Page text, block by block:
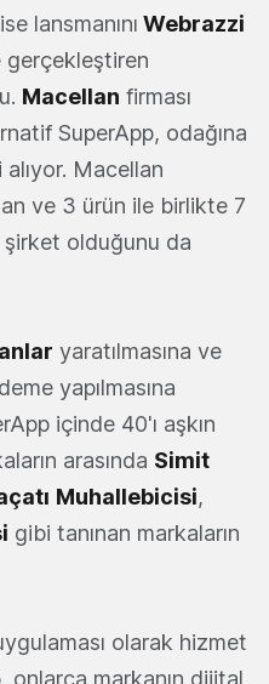
lansmanını Webrazzi
gerçekleştiren
Macellan firması
SuperApp, odağına
Macellan
ve 3 ürün ile birlikte 7
şirket olduğunu da
yaratılmasına ve
yapılmasına
içinde 40'ı aşkın
arasında Simit
Muhallebicisi,
gibi tanınan markaların
olarak hizmet
markanın dijital